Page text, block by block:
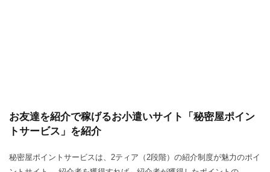
お友達を紹介で稼げるお小遣いサイト「秘密屋ポイン
トサービス」を紹介
秘密屋ポイントサービスは、2ティア（2段階）の紹介制度が魅力のポイ